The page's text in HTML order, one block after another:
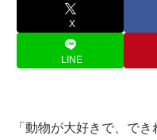
X
LINE
「動物が大好きで、で